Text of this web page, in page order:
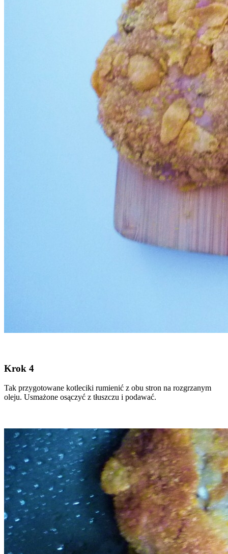
Krok 4
Tak przygotowane kotleciki rumienić z obu stron na rozgrzanym
oleju. Usmażone osączyć z tłuszczu i podawać.